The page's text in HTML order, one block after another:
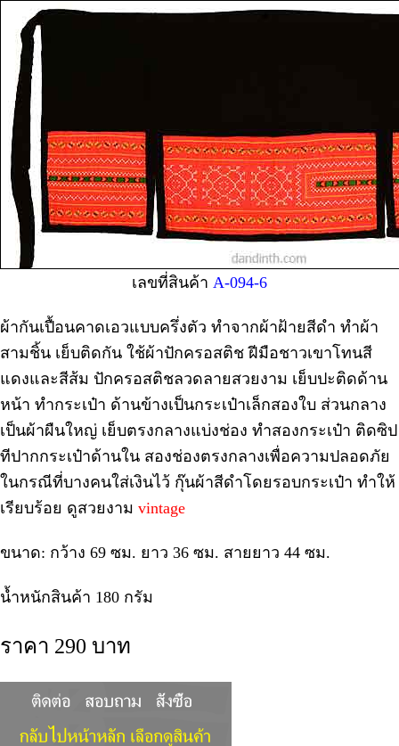
เลขที่สินค้า A-094-6
ผ้ากันเปื้อนคาดเอวแบบครึ่งตัว ทำจากผ้าฝ้ายสีดำ ทำผ้า
สามชิ้น เย็บติดกัน ใช้ผ้าปักครอสติช ฝีมือชาวเขาโทนสี
แดงและสีส้ม ปักครอสติชลวดลายสวยงาม เย็บปะติดด้าน
หน้า ทำกระเป๋า ด้านข้างเป็นกระเป๋าเล็กสองใบ ส่วนกลาง
เป็นผ้าผืนใหญ่ เย็บตรงกลางแบ่งช่อง ทำสองกระเป๋า ติดซิป
ทีปากกระเป๋าด้านใน สองช่องตรงกลางเพื่อความปลอดภัย
ในกรณีที่บางคนใส่เงินไว้ กุ๊นผ้าสีดำโดยรอบกระเป๋า ทำให้
เรียบร้อย ดูสวยงาม vintage
ขนาด: กว้าง 69 ซม. ยาว 36 ซม. สายยาว 44 ซม.
น้ำหนักสินค้า 180 กรัม
ราคา 290 บาท